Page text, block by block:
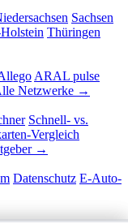
Sachsen
Thüringen
ARAL pulse
Netzwerke →
Schnell- vs.
Vergleich
→
Datenschutz E-Auto-